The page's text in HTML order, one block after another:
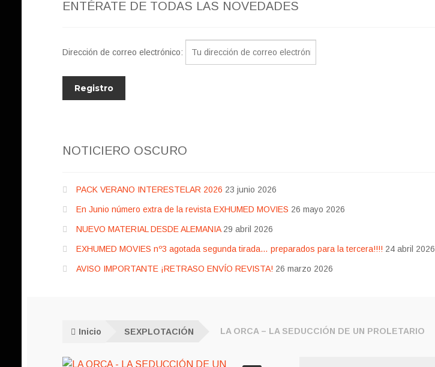
ENTÉRATE DE TODAS LAS NOVEDADES
Dirección de correo electrónico:
NOTICIERO OSCURO
PACK VERANO INTERESTELAR 2026 23 junio 2026
En Junio número extra de la revista EXHUMED MOVIES 26 mayo 2026
NUEVO MATERIAL DESDE ALEMANIA 29 abril 2026
EXHUMED MOVIES nº3 agotada segunda tirada… preparados para la tercera!!!! 24 abril 2026
AVISO IMPORTANTE ¡RETRASO ENVÍO REVISTA! 26 marzo 2026
Inicio SEXPLOTACIÓN LA ORCA – LA SEDUCCIÓN DE UN PROLETARIO